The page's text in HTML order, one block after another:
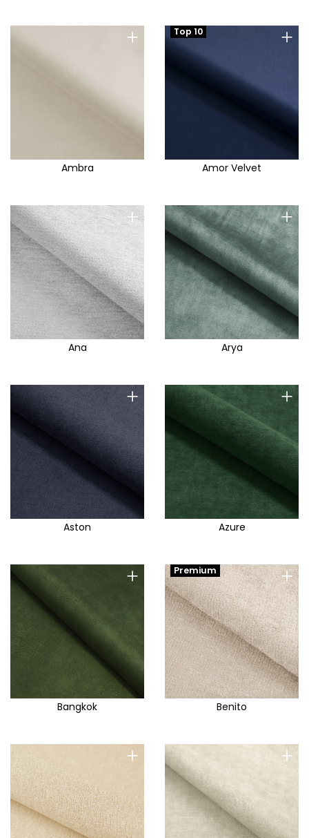
+
Ambra
+
Top 10
Amor Velvet
+
Ana
+
Arya
+
Aston
+
Azure
+
Bangkok
+
Premium
Benito
+ +